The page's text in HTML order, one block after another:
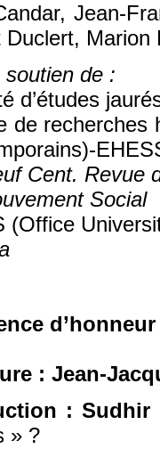
Jean-
Duclert, Marion
de :
d’études
de recherches
Cent. Revue
Social
(Office
: Jean-
: Sudhir
» ?